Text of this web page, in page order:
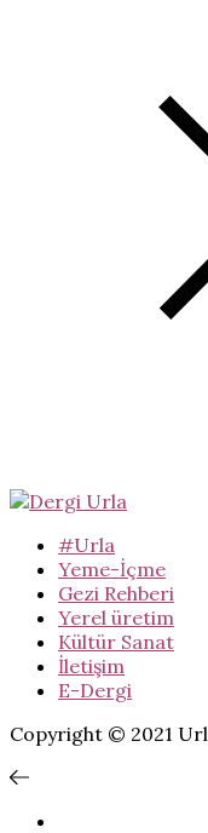
#Urla
Yeme-İçme
Gezi Rehberi
Yerel üretim
Kültür Sanat
İletişim
E-Dergi
Copyright © 2021